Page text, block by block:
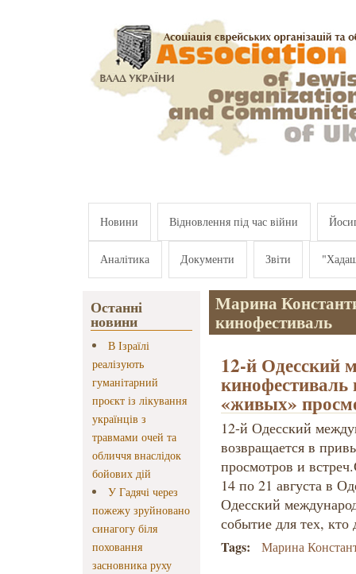
Новини Відновлення під час війни
Аналітика Документи Звіти
Останні
новини
В Ізраїлі
реалізують
гуманітарний
проєкт із лікування
українців з
травмами очей та
обличчя внаслідок
бойових дій
У Гадячі через
пожежу зруйновано
синагогу біля
поховання
засновника руху
Марина
кинофестиваль
12-й Одесский
кинофестиваль
«живых»
12-й Одесский
возвращается в
просмотров и
14 по 21 августа в
Одесский
событие для тех,
Tags: Марина